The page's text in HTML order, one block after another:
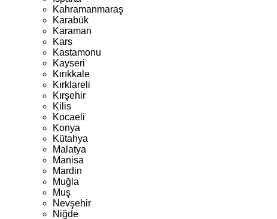
Kahramanmaraş
Karabük
Karaman
Kars
Kastamonu
Kayseri
Kırıkkale
Kırklareli
Kırşehir
Kilis
Kocaeli
Konya
Kütahya
Malatya
Manisa
Mardin
Muğla
Muş
Nevşehir
Niğde